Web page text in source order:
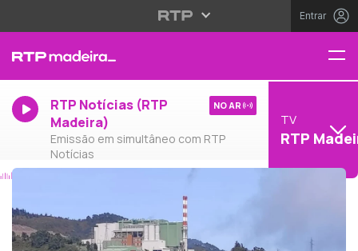
Entrar
RTP Notícias (RTP
Madeira)
Emissão em simultâneo com RTP
Notícias
NO AR
TV
RTP